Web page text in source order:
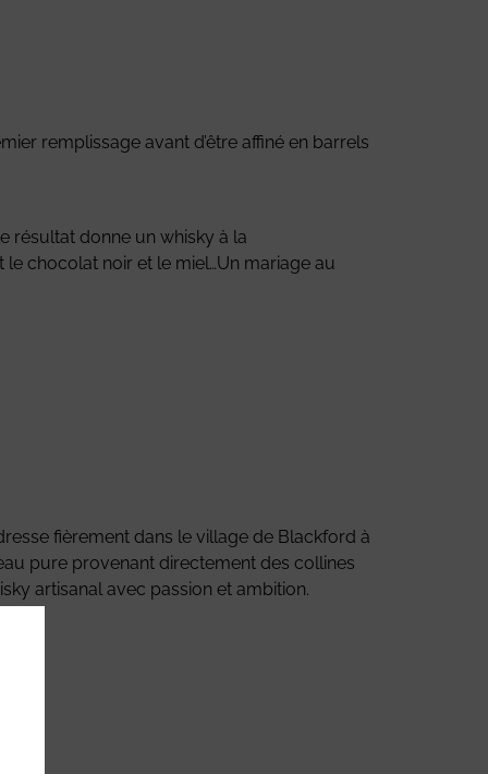
remplissage avant d’être affiné en barrels
résultat donne un whisky à la
chocolat noir et le miel…Un mariage au
fièrement dans le village de Blackford à
pure provenant directement des collines
artisanal avec passion et ambition.